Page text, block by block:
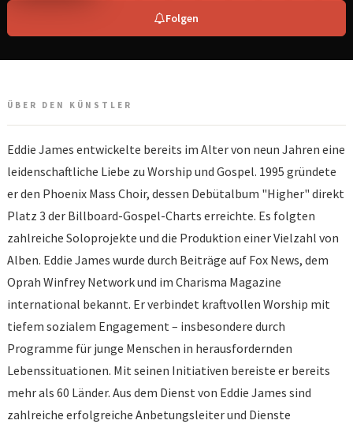
Folgen
ÜBER DEN KÜNSTLER
Eddie James entwickelte bereits im Alter von neun Jahren eine
leidenschaftliche Liebe zu Worship und Gospel. 1995 gründete
er den Phoenix Mass Choir, dessen Debütalbum "Higher" direkt
Platz 3 der Billboard-Gospel-Charts erreichte. Es folgten
zahlreiche Soloprojekte und die Produktion einer Vielzahl von
Alben. Eddie James wurde durch Beiträge auf Fox News, dem
Oprah Winfrey Network und im Charisma Magazine
international bekannt. Er verbindet kraftvollen Worship mit
tiefem sozialem Engagement – insbesondere durch
Programme für junge Menschen in herausfordernden
Lebenssituationen. Mit seinen Initiativen bereiste er bereits
mehr als 60 Länder. Aus dem Dienst von Eddie James sind
zahlreiche erfolgreiche Anbetungsleiter und Dienste